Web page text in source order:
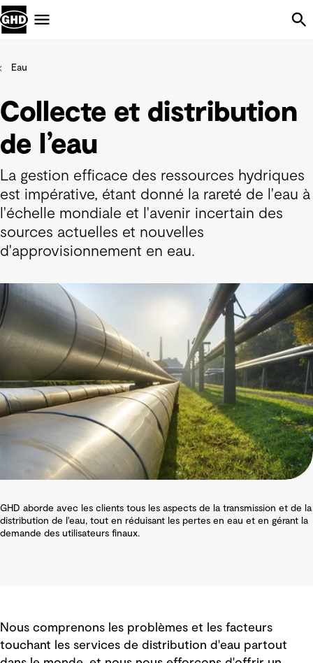
Eau
Collecte et distribution
de l’eau
La gestion efficace des ressources hydriques
est impérative, étant donné la rareté de l'eau à
l'échelle mondiale et l'avenir incertain des
sources actuelles et nouvelles
d'approvisionnement en eau.
GHD aborde avec les clients tous les aspects de la transmission et de la
distribution de l'eau, tout en réduisant les pertes en eau et en gérant la
demande des utilisateurs finaux.
Nous comprenons les problèmes et les facteurs
touchant les services de distribution d'eau partout